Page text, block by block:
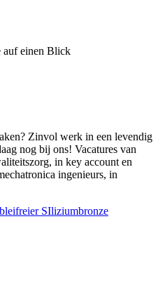
einen Blick
Zinvol werk in een levendig
nog bij ons! Vacatures van
in key account en
ingenieurs, in